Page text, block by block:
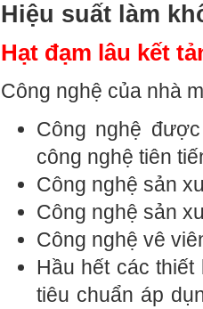
Hiệu suất làm
Hạt đạm lâu kết
Công nghệ của nhà
Công nghệ
công nghệ tiên
Công nghệ sản
Công nghệ sản
Công nghệ vê
Hầu hết các
tiêu chuẩn áp